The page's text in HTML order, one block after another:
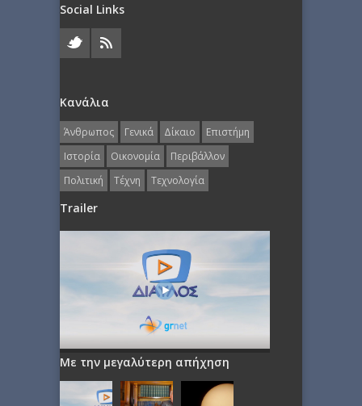
Social Links
Κανάλια
Άνθρωπος Γενικά Δίκαιο
Επιστήμη
Ιστορία
Οικονομία
Περιβάλλον
Πολιτική
Τέχνη Τεχνολογία
Trailer
Με την μεγαλύτερη απήχηση